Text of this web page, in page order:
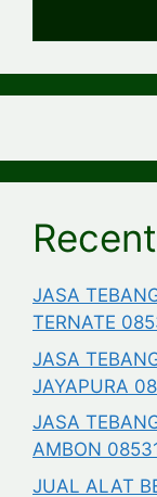
JASA
TERNATE
JASA
JAYAPURA
JASA
AMBON
JUAL ALAT